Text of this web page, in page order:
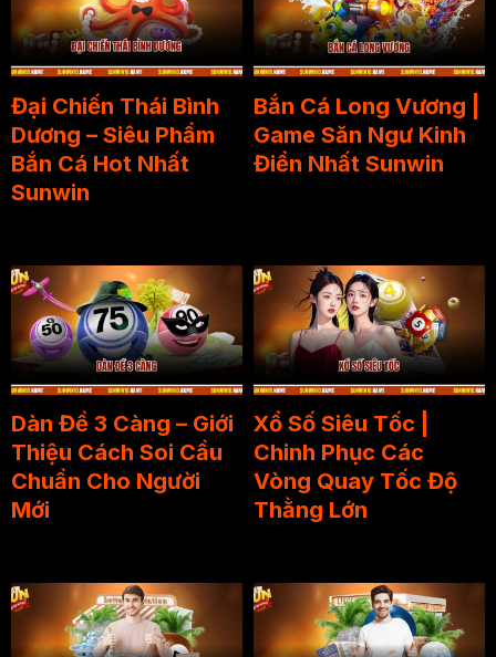
Đại Chiến Thái Bình
Dương – Siêu Phẩm
Bắn Cá Hot Nhất
Sunwin
Bắn Cá Long Vương |
Game Săn Ngư Kinh
Điển Nhất Sunwin
Dàn Đề 3 Càng – Giới
Thiệu Cách Soi Cầu
Chuẩn Cho Người
Mới
Xổ Số Siêu Tốc |
Chinh Phục Các
Vòng Quay Tốc Độ
Thằng Lớn